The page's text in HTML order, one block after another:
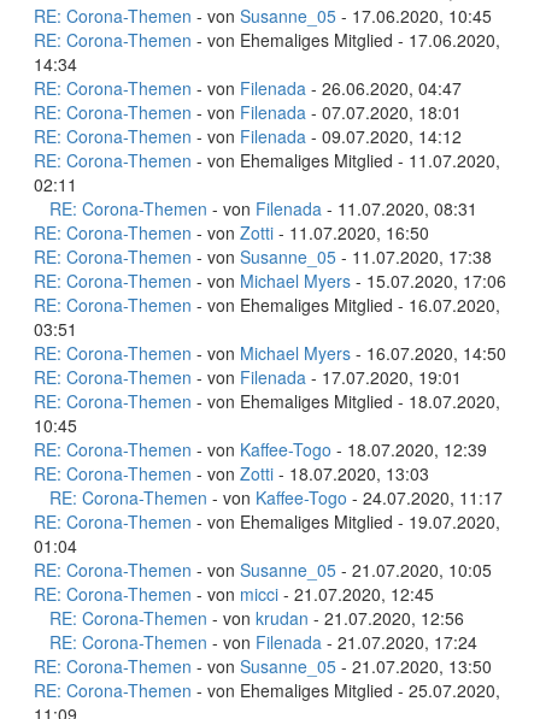
RE: Corona-Themen - von Susanne_05 - 17.06.2020, 10:45
RE: Corona-Themen - von Ehemaliges Mitglied - 17.06.2020,
14:34
RE: Corona-Themen - von Filenada - 26.06.2020, 04:47
RE: Corona-Themen - von Filenada - 07.07.2020, 18:01
RE: Corona-Themen - von Filenada - 09.07.2020, 14:12
RE: Corona-Themen - von Ehemaliges Mitglied - 11.07.2020,
02:11
RE: Corona-Themen - von Filenada - 11.07.2020, 08:31
RE: Corona-Themen - von Zotti - 11.07.2020, 16:50
RE: Corona-Themen - von Susanne_05 - 11.07.2020, 17:38
RE: Corona-Themen - von Michael Myers - 15.07.2020, 17:06
RE: Corona-Themen - von Ehemaliges Mitglied - 16.07.2020,
03:51
RE: Corona-Themen - von Michael Myers - 16.07.2020, 14:50
RE: Corona-Themen - von Filenada - 17.07.2020, 19:01
RE: Corona-Themen - von Ehemaliges Mitglied - 18.07.2020,
10:45
RE: Corona-Themen - von Kaffee-Togo - 18.07.2020, 12:39
RE: Corona-Themen - von Zotti - 18.07.2020, 13:03
RE: Corona-Themen - von Kaffee-Togo - 24.07.2020, 11:17
RE: Corona-Themen - von Ehemaliges Mitglied - 19.07.2020,
01:04
RE: Corona-Themen - von Susanne_05 - 21.07.2020, 10:05
RE: Corona-Themen - von micci - 21.07.2020, 12:45
RE: Corona-Themen - von krudan - 21.07.2020, 12:56
RE: Corona-Themen - von Filenada - 21.07.2020, 17:24
RE: Corona-Themen - von Susanne_05 - 21.07.2020, 13:50
RE: Corona-Themen - von Ehemaliges Mitglied - 25.07.2020,